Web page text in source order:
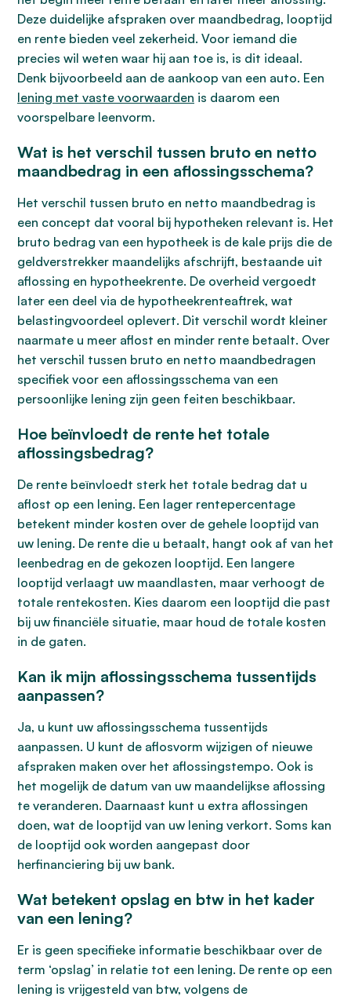
Deze duidelijke afspraken over maandbedrag, looptijd
en rente bieden veel zekerheid. Voor iemand die
precies wil weten waar hij aan toe is, is dit ideaal.
Denk bijvoorbeeld aan de aankoop van een auto. Een
lening met vaste voorwaarden is daarom een
voorspelbare leenvorm.
Wat is het verschil tussen bruto en netto
maandbedrag in een aflossingsschema?
Het verschil tussen bruto en netto maandbedrag is
een concept dat vooral bij hypotheken relevant is. Het
bruto bedrag van een hypotheek is de kale prijs die de
geldverstrekker maandelijks afschrijft, bestaande uit
aflossing en hypotheekrente. De overheid vergoedt
later een deel via de hypotheekrenteaftrek, wat
belastingvoordeel oplevert. Dit verschil wordt kleiner
naarmate u meer aflost en minder rente betaalt. Over
het verschil tussen bruto en netto maandbedragen
specifiek voor een aflossingsschema van een
persoonlijke lening zijn geen feiten beschikbaar.
Hoe beïnvloedt de rente het totale
aflossingsbedrag?
De rente beïnvloedt sterk het totale bedrag dat u
aflost op een lening. Een lager rentepercentage
betekent minder kosten over de gehele looptijd van
uw lening. De rente die u betaalt, hangt ook af van het
leenbedrag en de gekozen looptijd. Een langere
looptijd verlaagt uw maandlasten, maar verhoogt de
totale rentekosten. Kies daarom een looptijd die past
bij uw financiële situatie, maar houd de totale kosten
in de gaten.
Kan ik mijn aflossingsschema tussentijds
aanpassen?
Ja, u kunt uw aflossingsschema tussentijds
aanpassen. U kunt de aflosvorm wijzigen of nieuwe
afspraken maken over het aflossingstempo. Ook is
het mogelijk de datum van uw maandelijkse aflossing
te veranderen. Daarnaast kunt u extra aflossingen
doen, wat de looptijd van uw lening verkort. Soms kan
de looptijd ook worden aangepast door
herfinanciering bij uw bank.
Wat betekent opslag en btw in het kader
van een lening?
Er is geen specifieke informatie beschikbaar over de
term ‘opslag’ in relatie tot een lening. De rente op een
lening is vrijgesteld van btw, volgens de